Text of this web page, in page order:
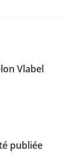
Vlabel
publiée